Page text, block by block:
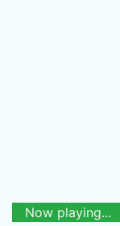
Now playing...